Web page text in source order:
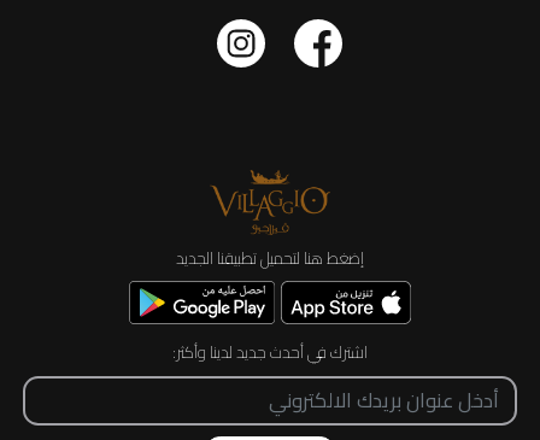
إضغط هنا لتحميل تطبيقنا الجديد
اشترك في أحدث جديد لدينا وأكثر: